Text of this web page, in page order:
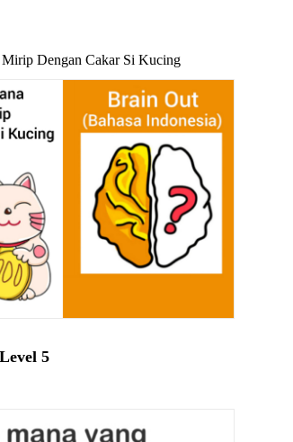
Dengan Cakar Si Kucing
5